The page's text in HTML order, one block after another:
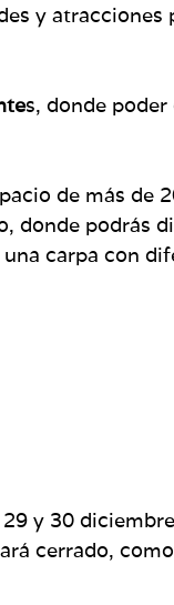
y atracciones
s, donde
de más de
donde podrás
carpa con
y 30
cerrado,